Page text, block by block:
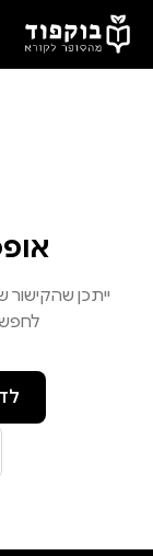
דלג לתוכן הראשי
ייתכן
לחפש